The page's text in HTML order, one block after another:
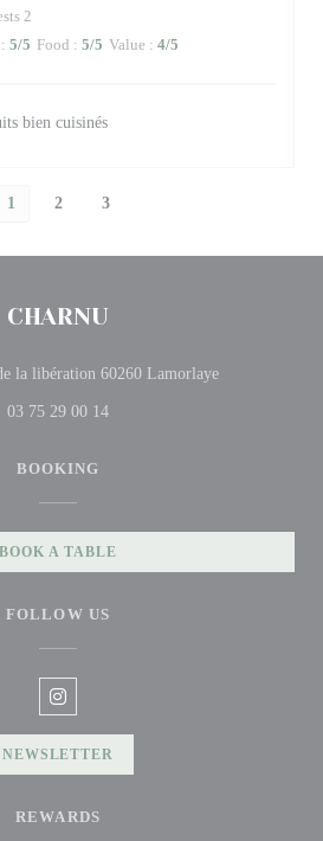
2
: 5/5 Food : 5/5 Value : 4/5
bien cuisinés
1 2 3
CHARNU
la libération 60260 Lamorlaye((opens in a
03 75 29 00 14
BOOKING
BOOK A TABLE
FOLLOW US
Instagram ((opens in a new
NEWSLETTER
REWARDS